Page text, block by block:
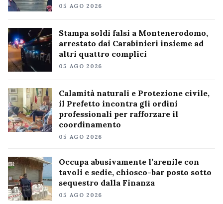
05 AGO 2026
Stampa soldi falsi a Montenerodomo,
arrestato dai Carabinieri insieme ad
altri quattro complici
05 AGO 2026
Calamità naturali e Protezione civile,
il Prefetto incontra gli ordini
professionali per rafforzare il
coordinamento
05 AGO 2026
Occupa abusivamente l’arenile con
tavoli e sedie, chiosco-bar posto sotto
sequestro dalla Finanza
05 AGO 2026